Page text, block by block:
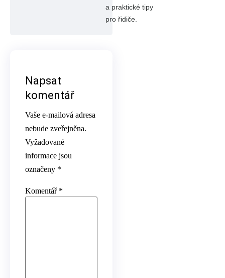
a praktické tipy
pro řidiče.
Napsat
komentář
Vaše e-mailová adresa
nebude zveřejněna.
Vyžadované
informace jsou
označeny *
Komentář *